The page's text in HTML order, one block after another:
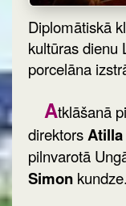
Diplomātiskā
kultūras dienu
porcelāna
Atklāšanā
direktors
pilnvarotā
Simon kundze.